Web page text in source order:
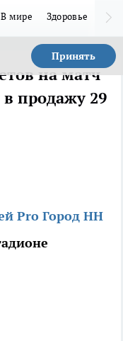
В мире Здоровье
Принять
на матч
продажу 29
Pro Город НН